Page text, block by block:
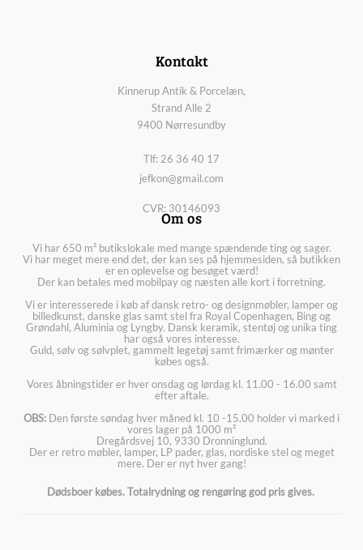
Kontakt
Kinnerup Antik & Porcelæn,
Strand Alle 2
9400 Nørresundby
Tlf: 26 36 40 17
jefkon@gmail.com
CVR: 30146093
Om os
Vi har 650 m² butikslokale med mange spændende ting og sager.
Vi har meget mere end det, der kan ses på hjemmesiden, så butikken
er en oplevelse og besøget værd!
Der kan betales med mobilpay og næsten alle kort i forretning.
Vi er interesserede i køb af dansk retro- og designmøbler, lamper og
billedkunst, danske glas samt stel fra Royal Copenhagen, Bing og
Grøndahl, Aluminia og Lyngby. Dansk keramik, stentøj og unika ting
har også vores interesse.
Guld, sølv og sølvplet, gammelt legetøj samt frimærker og mønter
købes også.
Vores åbningstider er hver onsdag og lørdag kl. 11.00 - 16.00 samt
efter aftale.
OBS: Den første søndag hver måned kl. 10 -15.00 holder vi marked i
vores lager på 1000 m²
Dregårdsvej 10, 9330 Dronninglund.
Der er retro møbler, lamper, LP pader, glas, nordiske stel og meget
mere. Der er nyt hver gang!
Dødsboer købes. Totalrydning og rengøring god pris gives.